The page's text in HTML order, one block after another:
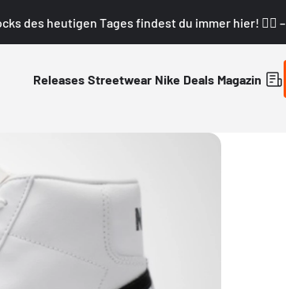
des heutigen Tages findest du immer hier! 👇🏼 –
Releases Streetwear Nike Deals Magazin